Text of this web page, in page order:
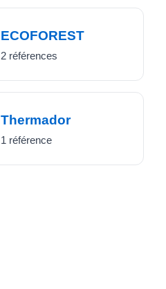
ECOFOREST
2 références
Thermador
1 référence